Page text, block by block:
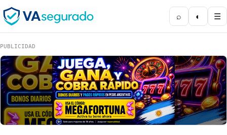
⌕ ◐ ☰
PUBLICIDAD